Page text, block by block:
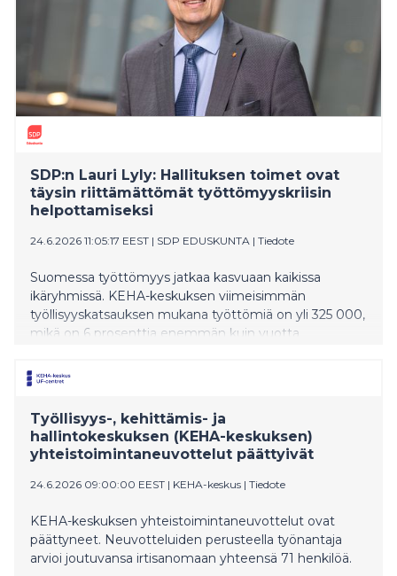
SDP:n Lauri Lyly: Hallituksen toimet ovat
täysin riittämättömät työttömyyskriisin
helpottamiseksi
24.6.2026 11:05:17 EEST | SDP EDUSKUNTA | Tiedote
Suomessa työttömyys jatkaa kasvuaan kaikissa
ikäryhmissä. KEHA-keskuksen viimeisimmän
työllisyyskatsauksen mukana työttömiä on yli 325 000,
mikä on 6 prosenttia enemmän kuin vuotta
mukaan työttömien määrä kasvoi suurimmilleen
2000-luvulla ja työllisyysaste jatkoi edelleen
Työmarkkinatorille toukokuun aikana 33 900, mikä on
34 prosenttia vähemmän kuin vastaavaan aikaan
edellisenä vuonna.
Työllisyys-, kehittämis- ja
hallintokeskuksen (KEHA-keskuksen)
yhteistoimintaneuvottelut päättyivät
24.6.2026 09:00:00 EEST | KEHA-keskus | Tiedote
KEHA-keskuksen yhteistoimintaneuvottelut ovat
päättyneet. Neuvotteluiden perusteella työnantaja
arvioi joutuvansa irtisanomaan yhteensä 71 henkilöä.